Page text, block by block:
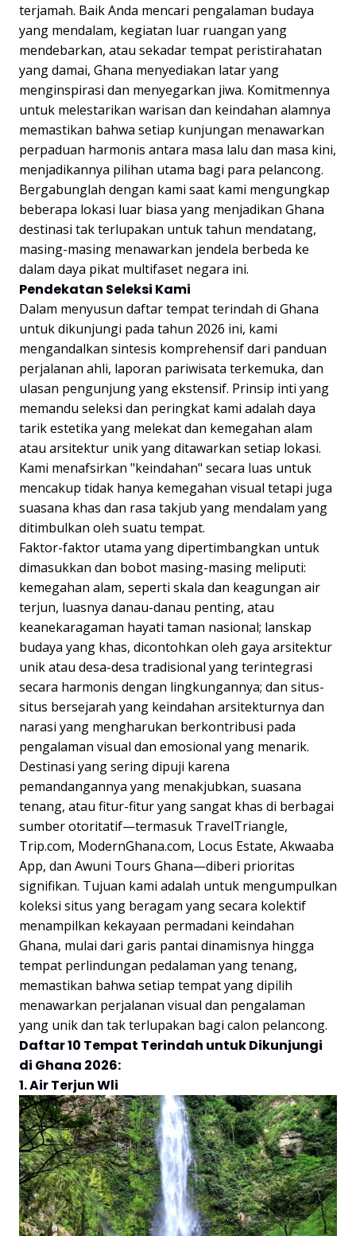
terjamah. Baik Anda mencari pengalaman budaya
yang mendalam, kegiatan luar ruangan yang
mendebarkan, atau sekadar tempat peristirahatan
yang damai, Ghana menyediakan latar yang
menginspirasi dan menyegarkan jiwa. Komitmennya
untuk melestarikan warisan dan keindahan alamnya
memastikan bahwa setiap kunjungan menawarkan
perpaduan harmonis antara masa lalu dan masa kini,
menjadikannya pilihan utama bagi para pelancong.
Bergabunglah dengan kami saat kami mengungkap
beberapa lokasi luar biasa yang menjadikan Ghana
destinasi tak terlupakan untuk tahun mendatang,
masing-masing menawarkan jendela berbeda ke
dalam daya pikat multifaset negara ini.
Pendekatan Seleksi Kami
Dalam menyusun daftar tempat terindah di Ghana
untuk dikunjungi pada tahun 2026 ini, kami
mengandalkan sintesis komprehensif dari panduan
perjalanan ahli, laporan pariwisata terkemuka, dan
ulasan pengunjung yang ekstensif. Prinsip inti yang
memandu seleksi dan peringkat kami adalah daya
tarik estetika yang melekat dan kemegahan alam
atau arsitektur unik yang ditawarkan setiap lokasi.
Kami menafsirkan "keindahan" secara luas untuk
mencakup tidak hanya kemegahan visual tetapi juga
suasana khas dan rasa takjub yang mendalam yang
ditimbulkan oleh suatu tempat.
Faktor-faktor utama yang dipertimbangkan untuk
dimasukkan dan bobot masing-masing meliputi:
kemegahan alam, seperti skala dan keagungan air
terjun, luasnya danau-danau penting, atau
keanekaragaman hayati taman nasional; lanskap
budaya yang khas, dicontohkan oleh gaya arsitektur
unik atau desa-desa tradisional yang terintegrasi
secara harmonis dengan lingkungannya; dan situs-
situs bersejarah yang keindahan arsitekturnya dan
narasi yang mengharukan berkontribusi pada
pengalaman visual dan emosional yang menarik.
Destinasi yang sering dipuji karena
pemandangannya yang menakjubkan, suasana
tenang, atau fitur-fitur yang sangat khas di berbagai
sumber otoritatif—termasuk TravelTriangle,
Trip.com, ModernGhana.com, Locus Estate, Akwaaba
App, dan Awuni Tours Ghana—diberi prioritas
signifikan. Tujuan kami adalah untuk mengumpulkan
koleksi situs yang beragam yang secara kolektif
menampilkan kekayaan permadani keindahan
Ghana, mulai dari garis pantai dinamisnya hingga
tempat perlindungan pedalaman yang tenang,
memastikan bahwa setiap tempat yang dipilih
menawarkan perjalanan visual dan pengalaman
yang unik dan tak terlupakan bagi calon pelancong.
Daftar 10 Tempat Terindah untuk Dikunjungi
di Ghana 2026:
1. Air Terjun Wli